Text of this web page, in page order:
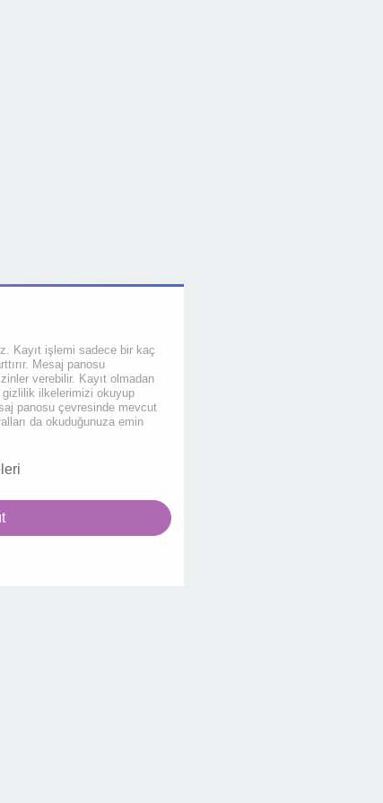
Kayıt işlemi sadece bir kaç
Mesaj panosu
verebilir. Kayıt olmadan
gizlilik ilkelerimizi okuyup
panosu çevresinde mevcut
da okuduğunuza emin